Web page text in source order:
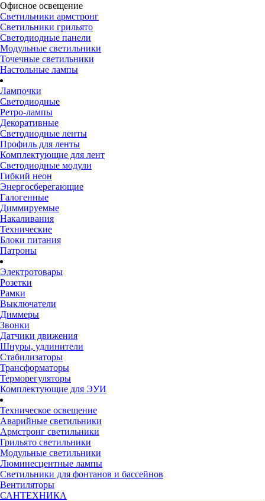
Офисное освещение
Светильники армстронг
Светильники грильято
Светодиодные панели
Модульные светильники
Точечные светильники
Настольные лампы
Лампочки
Светодиодные
Ретро-лампы
Декоративные
Светодиодные ленты
Профиль для ленты
Комплектующие для лент
Светодиодные модули
Гибкий неон
Энергосберегающие
Галогенные
Диммируемые
Накаливания
Технические
Блоки питания
Патроны
Электротовары
Розетки
Рамки
Выключатели
Диммеры
Звонки
Датчики движения
Шнуры, удлинители
Стабилизаторы
Трансформаторы
Терморегуляторы
Комплектующие для ЭУИ
Техническое освещение
Аварийные светильники
Армстронг светильники
Грильято светильники
Модульные светильники
Люминесцентные лампы
Светильники для фонтанов и бассейнов
Вентиляторы
САНТЕХНИКА